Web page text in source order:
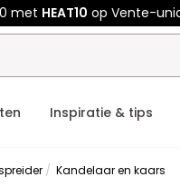
met HEAT10 op Vente-
Inspiratie & tips
Kandelaar en kaars